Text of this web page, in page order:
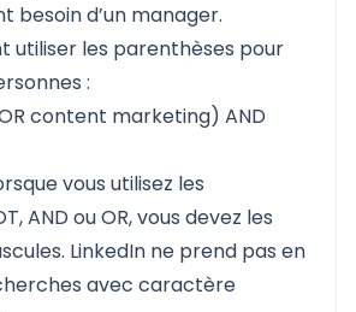
besoin d’un manager.
utiliser les parenthèses pour
:
content marketing) AND
vous utilisez les
AND ou OR, vous devez les
LinkedIn ne prend pas en
avec caractère